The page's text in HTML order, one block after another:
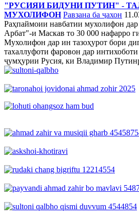
"РУСИЯИ БИДУНИ ПУТИН" -
МУХОЛИФОН Равзана ба ҷахон
Раҳпаймоии навбатии мухолифон
Арбат"-и Маскав то 30 000 нафарро
Мухолифон дар ин тазоҳурот бори
тахаллуфоти фаровон дар
ҷумҳурии Русия, ки Владимир